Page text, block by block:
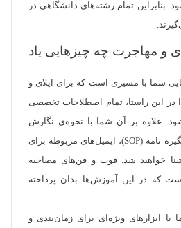
بنابراین تمام رشته‌های دانشگاهی در
و مهاجرت چه چیزهایی یاد
شما با مسیری است که برای اپلای و
در این راستا، تمام اصطلاحات تخصصی
علاوه بر آن شما با نحوه‌ی نگارش
رزومه (CV)، توصیه نامه، انگیزه نامه (SOP)، ایمیل‌های مربوطه برای
آشنا خواهید شد. فوت و فن‌های مصاحبه
که در این آموزش‌ها بدان پرداخته
ابزارهای ویژه‌ای برای زمان‌بندی و